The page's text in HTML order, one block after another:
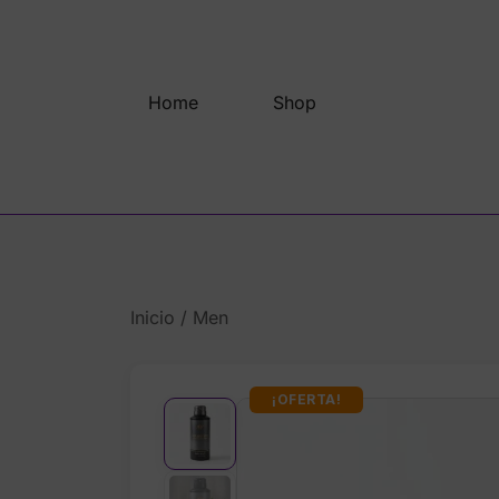
Home
Shop
Inicio / Men
¡OFERTA!